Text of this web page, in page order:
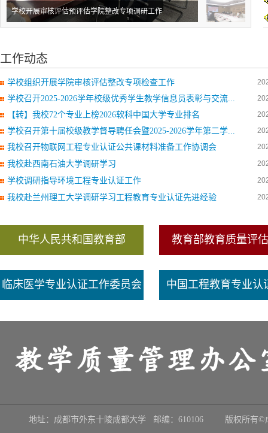
学校开展审核评估预评估学院整改专项调研工作
工作动态
学校组织开展学院审核评估整改专项检查工作
学校召开2025-2026学年校级优秀学生教学信息员表彰与交流...
【转】我校72个专业上榜2026软科中国大学专业排名
学校召开第十届校级教学督导聘任会暨2025-2026学年第二学...
我校召开物联网工程专业认证公共课材料准备工作协调会
我校赴西南石油大学调研学习
学校调研指导环境工程专业认证工作
我校赴兰州理工大学调研学习工程教育专业认证先进经验
中华人民共和国教育部 教育部教育质量评
临床医学专业认证工作委员会 中国工程教育专业认
地址：成都市外东十陵成都大学 邮编：610106 版权所有©